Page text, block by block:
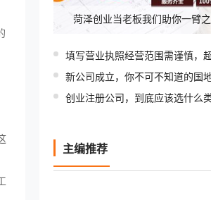
菏泽创业当老板我们助你一臂之
创业注册公司，到底应该选什么
主编推荐